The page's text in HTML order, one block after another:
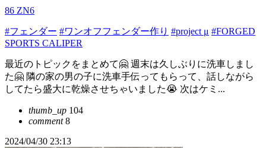
86 ZN6
#フェンダー #ワンオフフェンダー作り #project μ #FORGED
SPORTS CALIPER
最近のトピックをまとめて🤗 週末は久しぶりに洗車しまし
た🤗 隣の家の男の子に洗車手伝ってもらって、話しながら
してたら盛大に乾燥させちゃいました😭 次はケミ...
thumb_up 104
comment8
2024/04/30 23:13